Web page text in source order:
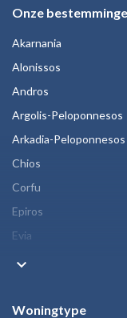
Onze
Akarnania
Alonissos
Andros
Argolis-Peloponnesos
Arkadia-Peloponnesos
Chios
Corfu
Epiros
Evia
keyboard_arrow_down
Woningtype